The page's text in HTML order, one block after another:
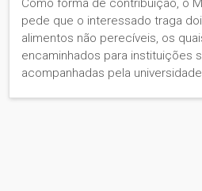
Como forma de contribuição, o
pede que o interessado traga
alimentos não perecíveis, os
encaminhados para instituições
acompanhadas pela